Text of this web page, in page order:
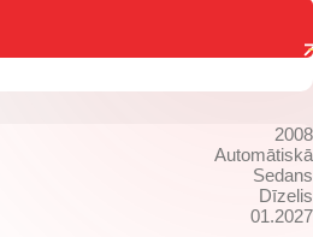
2008
Automātiskā
Sedans
Dīzelis
01.2027